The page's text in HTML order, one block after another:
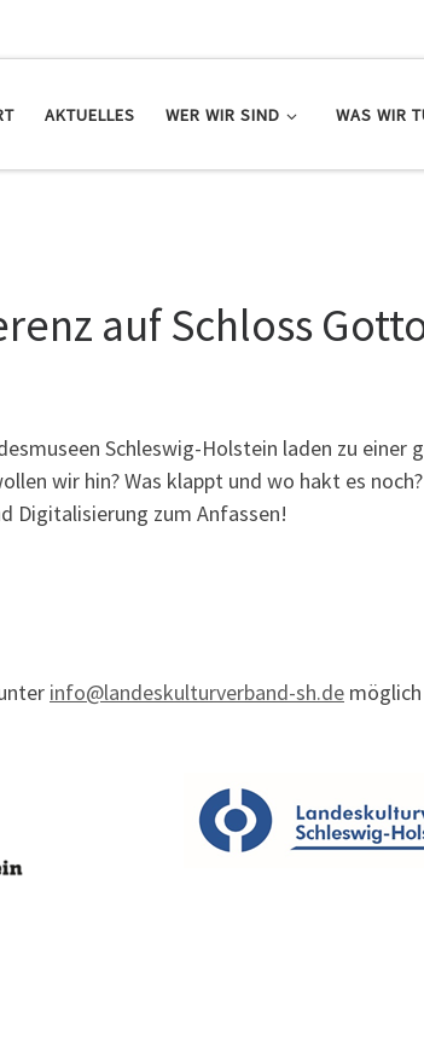
AKTUELLES WER WIR SIND WAS WIR
auf Schloss
Schleswig-Holstein laden zu
wir hin? Was klappt und wo hakt es
Digitalisierung zum Anfassen!
info@landeskulturverband-sh.de